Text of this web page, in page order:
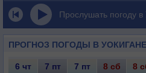
Прослушать погоду в
ПРОГНОЗ ПОГОДЫ В
6 чт 7 пт 7 пт 8 сб 8